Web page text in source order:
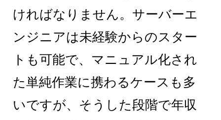
ければなりません。サーバーエ
ンジニアは未経験からのスター
トも可能で、マニュアル化され
た単純作業に携わるケースも多
いですが、そうした段階で年収